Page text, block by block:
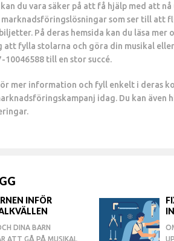
du vara säker på att få hjälp med att
som ser till att
På deras hemsida kan du läsa mer
att fylla stolarna och göra din musikal
till en stor succé.
mer information och fyll enkelt i deras
idag. Du kan
INFÖR
DINA BARN
ATT GÅ PÅ MUSIKAL